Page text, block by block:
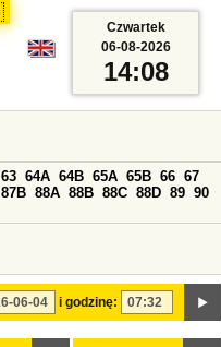
i godzinę:
63 64A 64B 65A 65B 66 67
87B 88A 88B 88C 88D 89 90
Czwartek
06-08-2026
14:08